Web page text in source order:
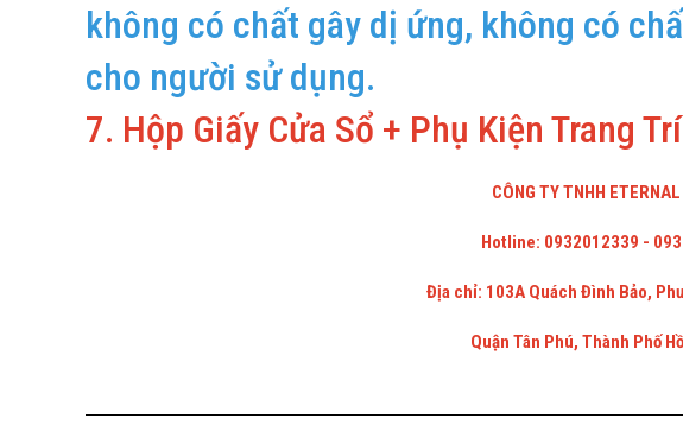
không có chất gây dị ứng, không có
cho người sử dụng.
7. Hộp Giấy Cửa Sổ + Phụ Kiện Trang Trí
CÔNG TY TNHH
Hotline: 0932012339 -
Địa chỉ: 103A Quách Đình Bảo,
Quận Tân Phú, Thành Phố